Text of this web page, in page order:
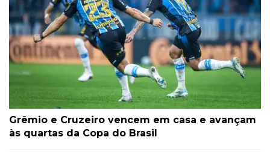
Grêmio e Cruzeiro vencem em casa e avançam
às quartas da Copa do Brasil